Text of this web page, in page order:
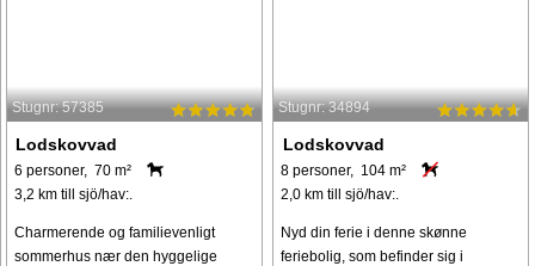
Stugnr: 57385
Lodskovvad
6 personer, 70 m²
3,2 km till sjö/hav:.
Charmerende og familievenligt
sommerhus nær den hyggelige
Stugnr: 34894
Lodskovvad
8 personer, 104 m²
2,0 km till sjö/hav:.
Nyd din ferie i denne skønne
feriebolig, som befinder sig i